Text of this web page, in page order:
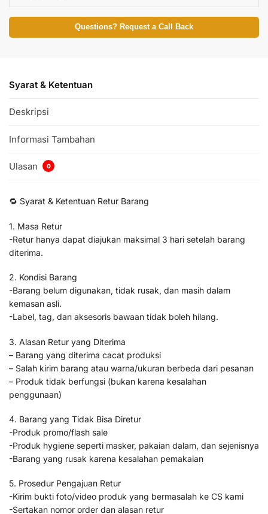
Questions? Request a Call Back
Syarat & Ketentuan
Deskripsi
Informasi Tambahan
Ulasan 0
🔁 Syarat & Ketentuan Retur Barang
1. Masa Retur
-Retur hanya dapat diajukan maksimal 3 hari setelah barang
diterima.
2. Kondisi Barang
-Barang belum digunakan, tidak rusak, dan masih dalam
kemasan asli.
-Label, tag, dan aksesoris bawaan tidak boleh hilang.
3. Alasan Retur yang Diterima
– Barang yang diterima cacat produksi
– Salah kirim barang atau warna/ukuran berbeda dari pesanan
– Produk tidak berfungsi (bukan karena kesalahan
penggunaan)
4. Barang yang Tidak Bisa Diretur
-Produk promo/flash sale
-Produk hygiene seperti masker, pakaian dalam, dan sejenisnya
-Barang yang rusak karena kesalahan pemakaian
5. Prosedur Pengajuan Retur
-Kirim bukti foto/video produk yang bermasalah ke CS kami
-Sertakan nomor order dan alasan retur